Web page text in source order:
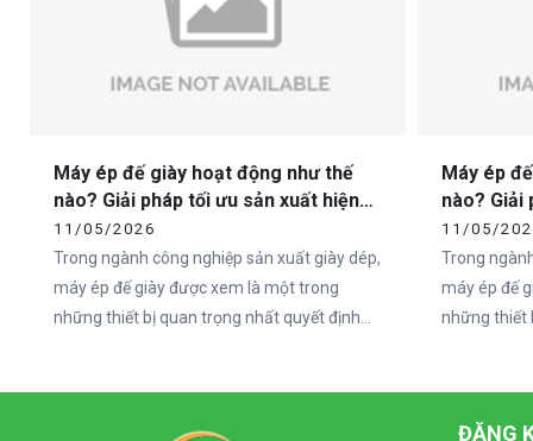
Máy ép đế giày hoạt động như thế
nào? Giải pháp tối ưu sản xuất hiện
đại cùng Vietcha
11/05/2026
Trong ngành công nghiệp sản xuất giày dép,
máy ép đế giày được xem là một trong
những thiết bị quan trọng nhất quyết định
trọng vào mẫu mã mà còn đầu tư mạnh vào
Máy ép
nào? Giải
đại cùng
11/05/
Trong
máy ép đế
những thiết
trọng vào
ĐĂNG